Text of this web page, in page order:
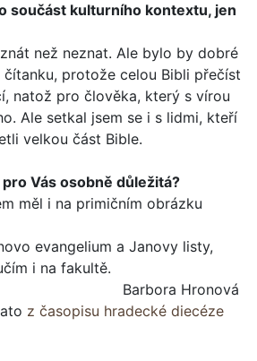
součást kulturního kontextu, jen
než neznat. Ale bylo by dobré
protože celou Bibli přečíst
natož pro člověka, který s vírou
Ale setkal jsem se i s lidmi, kteří
velkou část Bible.
Vás osobně důležitá?
měl i na primičním obrázku
evangelium a Janovy listy,
i na fakultě.
Barbora Hronová
z časopisu hradecké diecéze